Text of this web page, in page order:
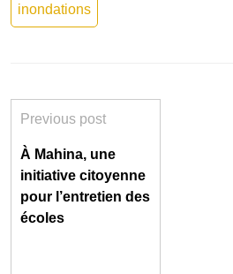
inondations
Previous post
À Mahina, une
initiative citoyenne
pour l’entretien des
écoles